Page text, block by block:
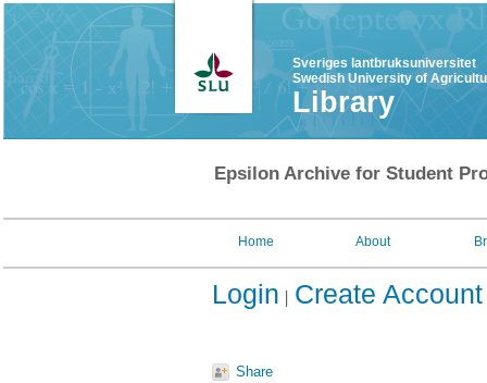
Sveriges lantbruksuniversitet
Swedish University of
Library
Epsilon Archive for Student
Home About
Login Create Account
Share